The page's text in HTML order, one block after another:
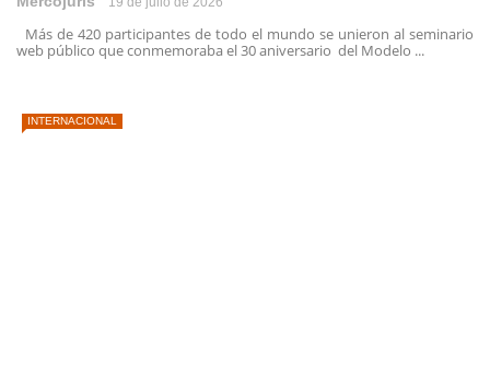
Más de 420 participantes de todo el mundo se unieron al seminario
web público que conmemoraba el 30 aniversario del Modelo ...
INTERNACIONAL